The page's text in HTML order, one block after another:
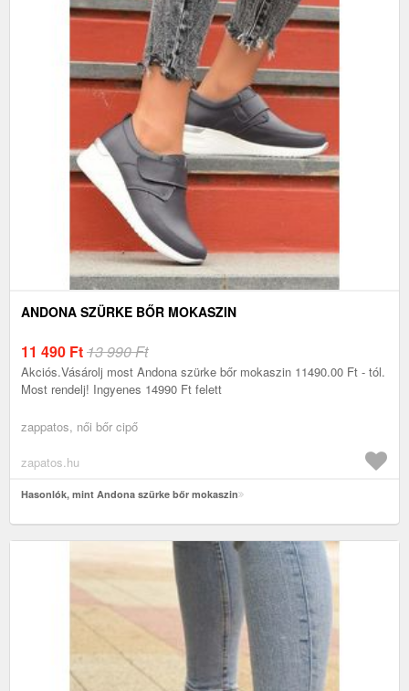
ANDONA SZÜRKE BŐR MOKASZIN
11 490 Ft13 990 Ft
Akciós.Vásárolj most Andona szürke bőr mokaszin 11490.00 Ft - tól.
Most rendelj! Ingyenes 14990 Ft felett
zappatos, női bőr cipő
zapatos.hu
Hasonlók, mint Andona szürke bőr mokaszin